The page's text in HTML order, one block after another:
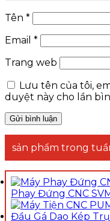
Tên *
Email *
Trang web
Lưu tên của tôi,
duyệt này cho lần
sản phẩm trong
Phay Đứng CNC